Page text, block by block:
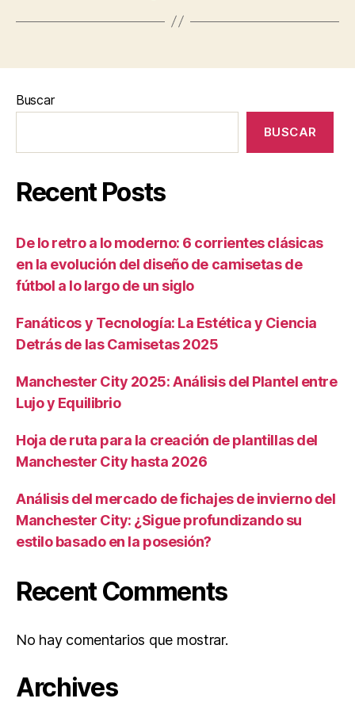
Buscar
BUSCAR
Recent Posts
De lo retro a lo moderno: 6 corrientes clásicas
en la evolución del diseño de camisetas de
fútbol a lo largo de un siglo
Fanáticos y Tecnología: La Estética y Ciencia
Detrás de las Camisetas 2025
Manchester City 2025: Análisis del Plantel entre
Lujo y Equilibrio
Hoja de ruta para la creación de plantillas del
Manchester City hasta 2026
Análisis del mercado de fichajes de invierno del
Manchester City: ¿Sigue profundizando su
estilo basado en la posesión?
Recent Comments
No hay comentarios que mostrar.
Archives